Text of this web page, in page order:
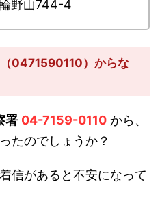
野山744-4
0471590110）からな
署 04-7159-0110 から、
たのでしょうか？
信があると不安になって